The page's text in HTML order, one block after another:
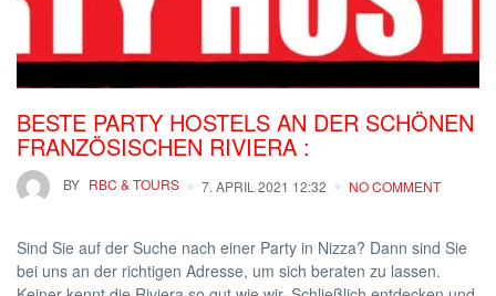
BESTE PARTY HOSTELS AN DER SCHÖNEN
FRANZÖSISCHEN RIVIERA :
BY RBC & TOURS 7. APRIL 2021 12:32 NO COMMENT
Sind Sie auf der Suche nach einer Party in Nizza? Dann sind Sie
bei uns an der richtigen Adresse, um sich beraten zu lassen.